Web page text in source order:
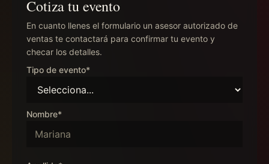
Cotiza tu evento
En cuanto llenes el formulario un asesor autorizado de
ventas te contactará para confirmar tu evento y
checar los detalles.
Tipo de evento*
Nombre*